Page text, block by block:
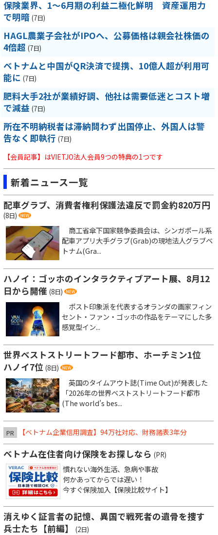
保険業界、1～6月期の利益二極化鮮明 資産運用力
で明暗 (7日)
HAGL農業子会社がIPOへ、公募価格は親会社株価の
4倍超 (7日)
ベトナムと中国がQR決済で提携、10億人超が利用可
能に (7日)
肥料大手2社が業績好調、他社は需要低迷とコスト増
で減益 (7日)
所在不明納税者は滞納問わず出国停止、外国人は警
告なく即執行 (7日)
【会員記事】はVIETJO法人会員9つの特典の1つです
新着ニュース一覧
配車グラブ、消費者権利保護法違反で罰金約820万円
(8日)
商工省傘下国家競争委員会は、シンガポール系
配車アプリ大手グラブ(Grab)の現地法人グラブベ
トナム(Gra...
ハノイ：ゴッホのインタラクティブアート展、8月12
日から開催 (8日)
ポスト印象派を代表するオランダの画家フィン
セント・ファン・ゴッホの作品をテーマにした多
感覚型イン...
世界ベストストリートフード都市、ホーチミン1位
ハノイ7位 (8日)
英国のタイムアウト誌(Time Out)が発表した
「2026年の世界ベストストリートフード都市
(The world’s bes...
PR 【ベトナム企業信用調査】94万社対応、財務諸表3年分
ベトナム在住者向け保険をお探しなら (PR)
慣れない海外生活、急病や事故
何かあってからでは遅い！
今すぐ保険加入【保険比較サイト】
消えゆく証言者の記憶、異国で戦死者の遺骨を捜す
兵士たち【前編】
(2日)